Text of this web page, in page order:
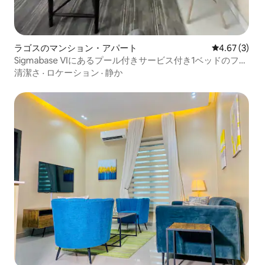
ラゴスのマンション・アパート レビュー3
4.67 (3)
Sigmabase VIにあるプール付きサービス付き1ベッドのフラ
ット
清潔さ · ロケーション · 静か